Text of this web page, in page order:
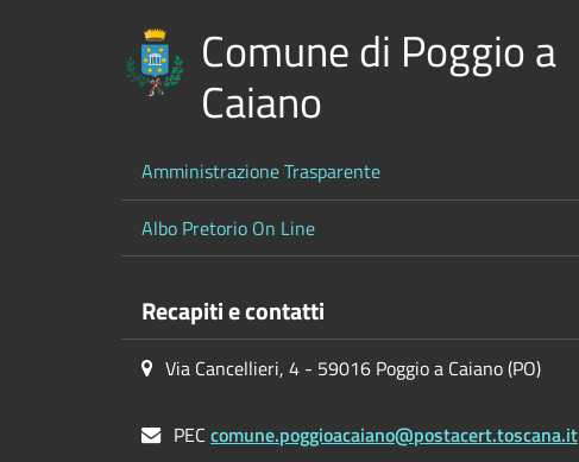
Comune di Poggio a
Caiano
Amministrazione Trasparente
Albo Pretorio On Line
Recapiti e contatti
Via Cancellieri, 4 - 59016 Poggio a Caiano (PO)
PECcomune.poggioacaiano@postacert.toscana.it